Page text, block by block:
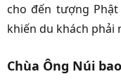
cho đến tượng
khiến du khách phải
Chùa Ông Núi